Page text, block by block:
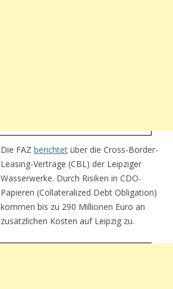
Die FAZ berichtet über die Cross-Border-
Leasing-Verträge (CBL) der Leipziger
Wasserwerke. Durch Risiken in CDO-
Papieren (Collateralized Debt Obligation)
kommen bis zu 290 Millionen Euro an
zusätzlichen Kosten auf Leipzig zu.